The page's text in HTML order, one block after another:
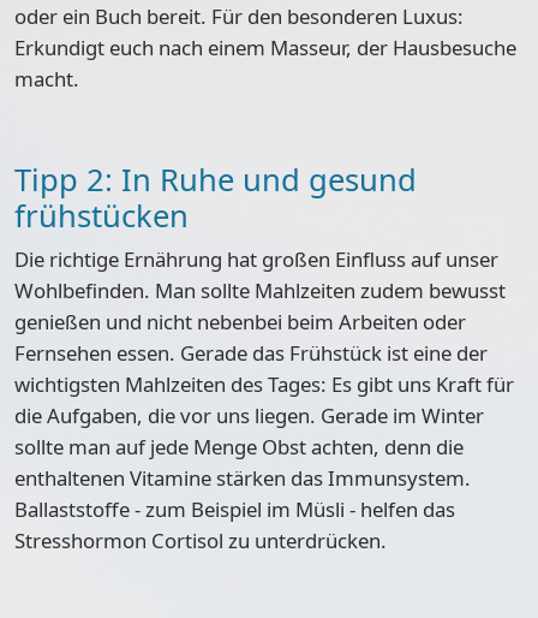
oder ein Buch bereit. Für den besonderen Luxus:
Erkundigt euch nach einem Masseur, der Hausbesuche
macht.
Tipp 2: In Ruhe und gesund
frühstücken
Die richtige Ernährung hat großen Einfluss auf unser
Wohlbefinden. Man sollte Mahlzeiten zudem bewusst
genießen und nicht nebenbei beim Arbeiten oder
Fernsehen essen. Gerade das Frühstück ist eine der
wichtigsten Mahlzeiten des Tages: Es gibt uns Kraft für
die Aufgaben, die vor uns liegen. Gerade im Winter
sollte man aufjede Menge Obstachten, denn die
enthaltenen Vitamine stärken das Immunsystem.
Ballaststoffe - zum Beispiel im Müsli - helfen das
Stresshormon Cortisol zu unterdrücken.